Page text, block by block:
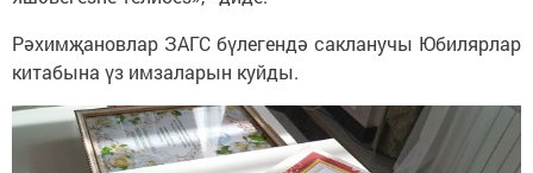
Рәхимҗановлар ЗАГС бүлегендә сакланучы Юбилярлар
китабына үз имзаларын куйды.